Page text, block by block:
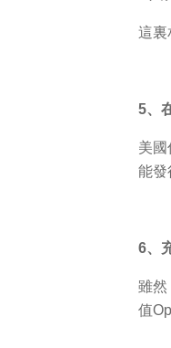
這裏
5、
美
能發
6、
雖然
值